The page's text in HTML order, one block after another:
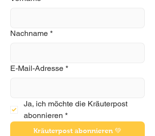
Nachname *
E-Mail-Adresse *
Ja, ich möchte die Kräuterpost
abonnieren *
Kräuterpost abonnieren 💚